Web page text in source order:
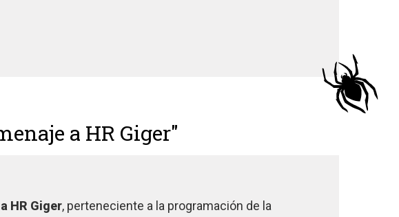
a HR Giger"
HR Giger, perteneciente a la programación de la